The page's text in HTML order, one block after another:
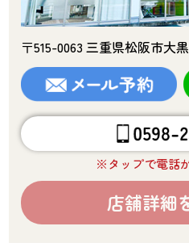
〒515-0063 三重県松阪市大
※タップで電話
店舗詳細